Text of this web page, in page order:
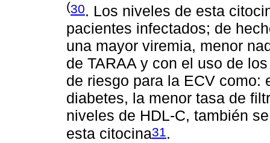
(30. Los niveles de esta
pacientes infectados; de
una mayor viremia, menor
de TARAA y con el uso de
de riesgo para la ECV como:
diabetes, la menor tasa de
niveles de HDL-C, también
esta citocina31 .